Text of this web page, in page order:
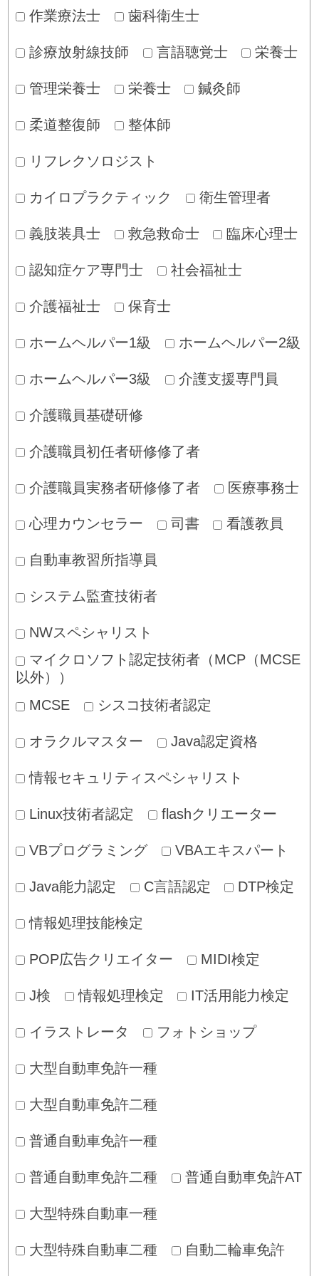
作業療法士 歯科衛生士
診療放射線技師 言語聴覚士 栄養士
管理栄養士 栄養士 鍼灸師
柔道整復師 整体師
リフレクソロジスト
カイロプラクティック 衛生管理者
義肢装具士 救急救命士 臨床心理士
認知症ケア専門士 社会福祉士
介護福祉士 保育士
ホームヘルパー1級 ホームヘルパー2級
ホームヘルパー3級 介護支援専門員
介護職員基礎研修
介護職員初任者研修修了者
介護職員実務者研修修了者 医療事務士
心理カウンセラー 司書 看護教員
自動車教習所指導員
システム監査技術者
NWスペシャリスト
マイクロソフト認定技術者（MCP（MCSE
以外））
MCSE
シスコ技術者認定
オラクルマスター Java認定資格
情報セキュリティスペシャリスト
Linux技術者認定 flashクリエーター
VBプログラミング VBAエキスパート
Java能力認定 C言語認定 DTP検定
情報処理技能検定
POP広告クリエイター MIDI検定
J検 情報処理検定 IT活用能力検定
イラストレータ フォトショップ
大型自動車免許一種
大型自動車免許二種
普通自動車免許一種
普通自動車免許二種 普通自動車免許AT
大型特殊自動車一種
大型特殊自動車二種 自動二輪車免許